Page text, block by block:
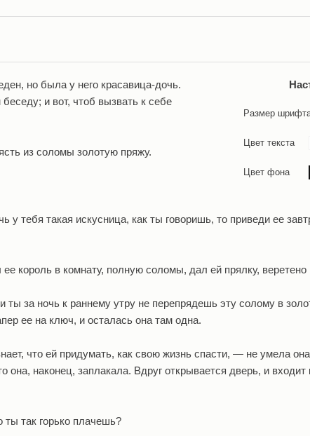
Размер
Цвет текста
Цвет фона
но была у него красавица-дочь.
и вот, чтоб вызвать к себе
из соломы золотую пряжу.
тебя такая искусница, как ты говоришь, то приведи ее
король в комнату, полную соломы, дал ей прялку, веретено
за ночь к раннему утру не перепрядешь эту солому в
ее на ключ, и осталась она там одна.
что ей придумать, как свою жизнь спасти, — не умела
она, наконец, заплакала. Вдруг открывается дверь, и входит
так горько плачешь?